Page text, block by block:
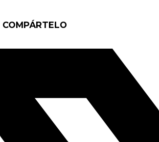
COMPÁRTELO